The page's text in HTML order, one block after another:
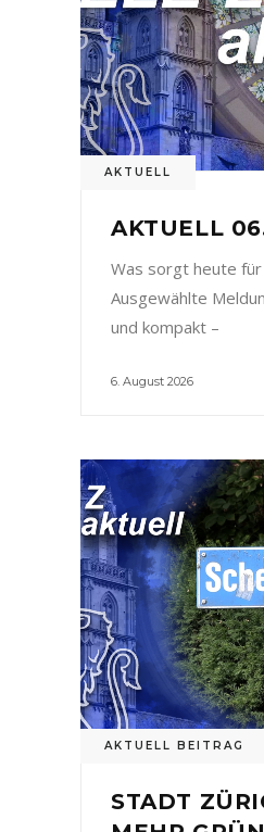
AKTUELL
AKTUELL
Was sorgt heute für
Ausgewählte
und kompakt –
6. August 2026
AKTUELL BEITRAG
STADT